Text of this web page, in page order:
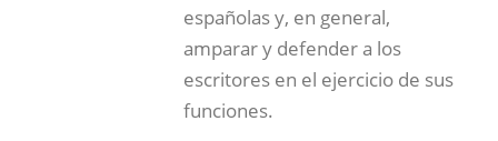
españolas y, en general,
amparar y defender a los
escritores en el ejercicio de sus
funciones.